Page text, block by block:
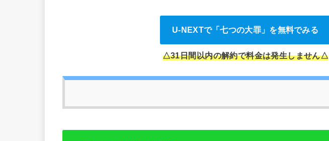
U-NEXTで「七つの大罪」を無料でみる
△31日間以内の解約で料金は発生しません△